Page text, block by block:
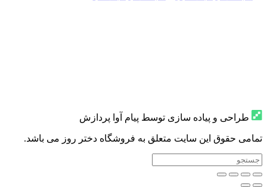
طراحی و پیاده سازی توسط پیام آوا پردازش
تمامی حقوق این سایت متعلق به فروشگاه دختر روز می باشد.